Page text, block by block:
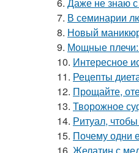
7. В семинарии
8. Новый маникюр
9. Мощные плечи:
10. Интересное
11. Рецепты
12. Прощайте,
13. Творожное
14. Ритуал,
15. Почему одни